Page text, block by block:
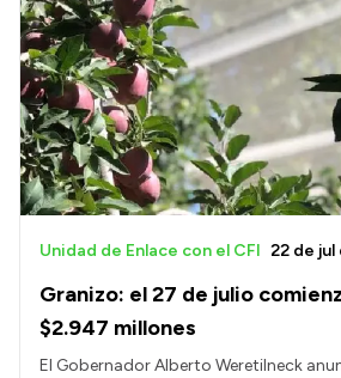
Granizo: el 27 de julio
$2.947 millones
Unidad de Enlace con el CFI 22 de jul
El Gobernador Alberto Weretilneck